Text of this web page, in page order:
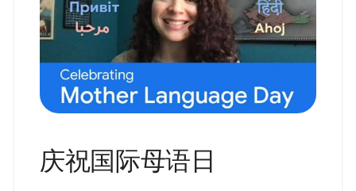
庆祝国际母语日